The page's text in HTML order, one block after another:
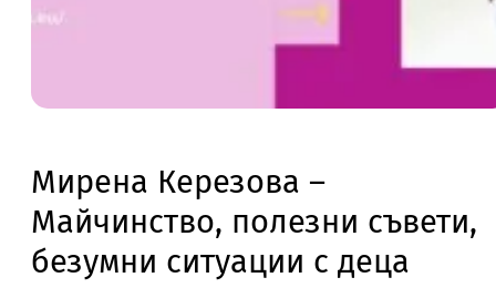
Мирена Керезова –
Майчинство, полезни съвети,
безумни ситуации с деца